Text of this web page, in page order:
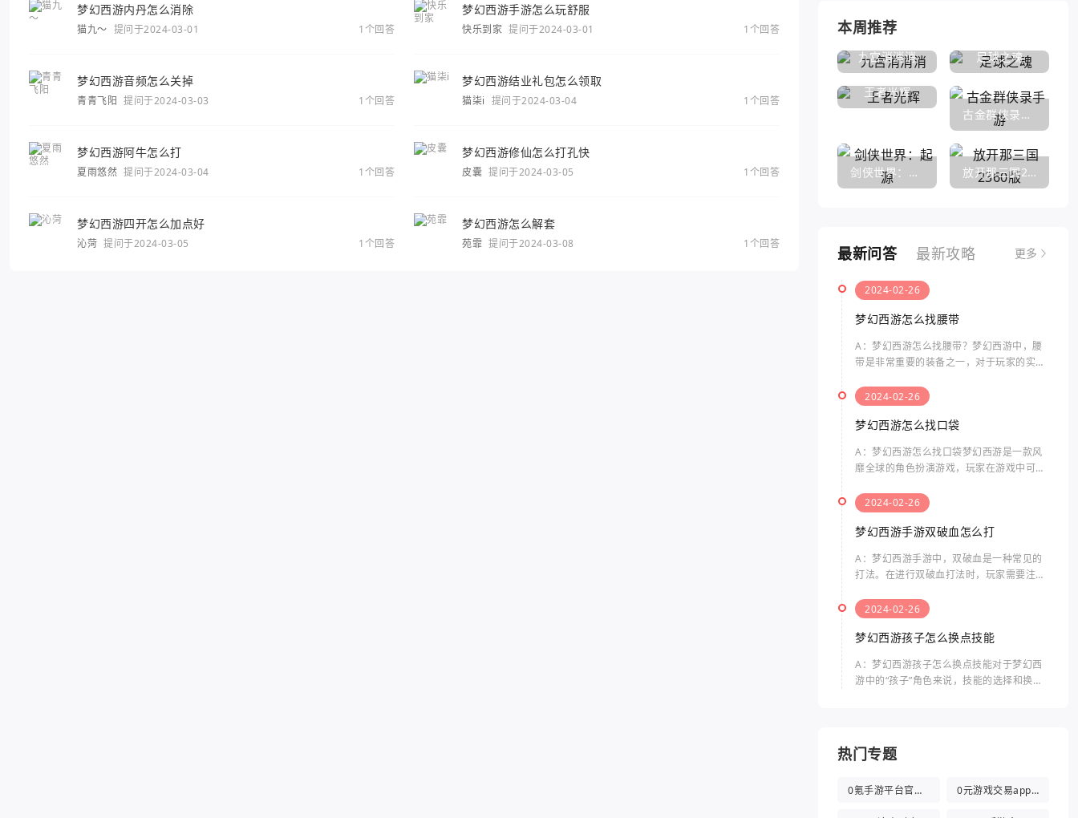
梦幻西游内丹怎么消除
猫九～ 提问于2024-03-01 1个回答
梦幻西游手游怎么玩舒服
快乐到家 提问于2024-03-01 1个回答
梦幻西游音频怎么关掉
青青飞阳 提问于2024-03-03 1个回答
梦幻西游结业礼包怎么领取
猫柒i 提问于2024-03-04 1个回答
梦幻西游阿牛怎么打
夏雨悠然 提问于2024-03-04 1个回答
梦幻西游修仙怎么打孔快
皮囊 提问于2024-03-05 1个回答
梦幻西游四开怎么加点好
沁菏 提问于2024-03-05 1个回答
梦幻西游怎么解套
苑霏 提问于2024-03-08 1个回答
本周推荐
九宫消消消 足球之魂
王者光辉
古金群侠录手游
剑侠世界：起源 放开那三国2360版
最新问答 最新攻略 更多
2024-02-26
梦幻西游怎么找腰带
A：梦幻西游怎么找腰带？梦幻西游中，腰
带是非常重要的装备之一，对于玩家的实力
带呢？以下是关于梦幻西游中腰带的相关问
题及其答案。在梦幻西游
2024-02-26
梦幻西游怎么找口袋
A：梦幻西游怎么找口袋梦幻西游是一款风
靡全球的角色扮演游戏，玩家在游戏中可以
法。而“口袋”指的是游戏中的一个特殊功
能，可以帮助玩家在游戏
2024-02-26
梦幻西游手游双破血怎么打
A：梦幻西游手游中，双破血是一种常见的
打法。在进行双破血打法时，玩家需要注意
打法是指同时使用两种伤害类型的技能，来
击败敌人的方法。通常，
2024-02-26
梦幻西游孩子怎么换点技能
A：梦幻西游孩子怎么换点技能对于梦幻西
游中的“孩子”角色来说，技能的选择和换点
热门专题
0氪手游平台官方版 0元游戏交易app(0氪游戏盒)